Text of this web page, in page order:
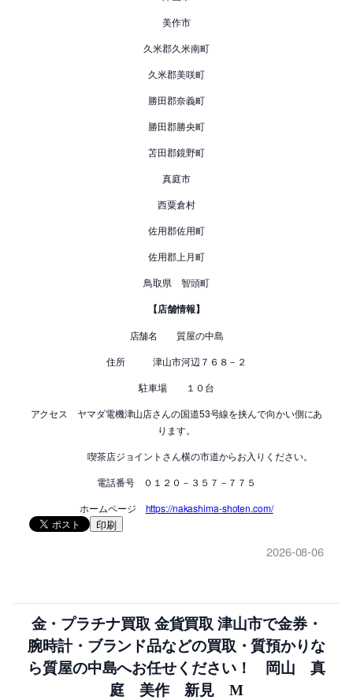
美作市
久米郡久米南町
久米郡美咲町
勝田郡奈義町
勝田郡勝央町
苫田郡鏡野町
真庭市
西粟倉村
佐用郡佐用町
佐用郡上月町
鳥取県 智頭町
【店舗情報】
店舗名 質屋の中島
住所 津山市河辺７６８－２
駐車場 １０台
アクセス ヤマダ電機津山店さんの国道53号線を挟んで向かい側にあ
ります。
喫茶店ジョイントさん横の市道からお入りください。
電話番号 ０１２０－３５７－７７５
ホームページ https://nakashima-shoten.com/
印刷
2026-08-06
金・プラチナ買取 金貨買取 津山市で金券・
腕時計・ブランド品などの買取・質預かりな
ら質屋の中島へお任せください！ 岡山 真
庭 美作 新見 M